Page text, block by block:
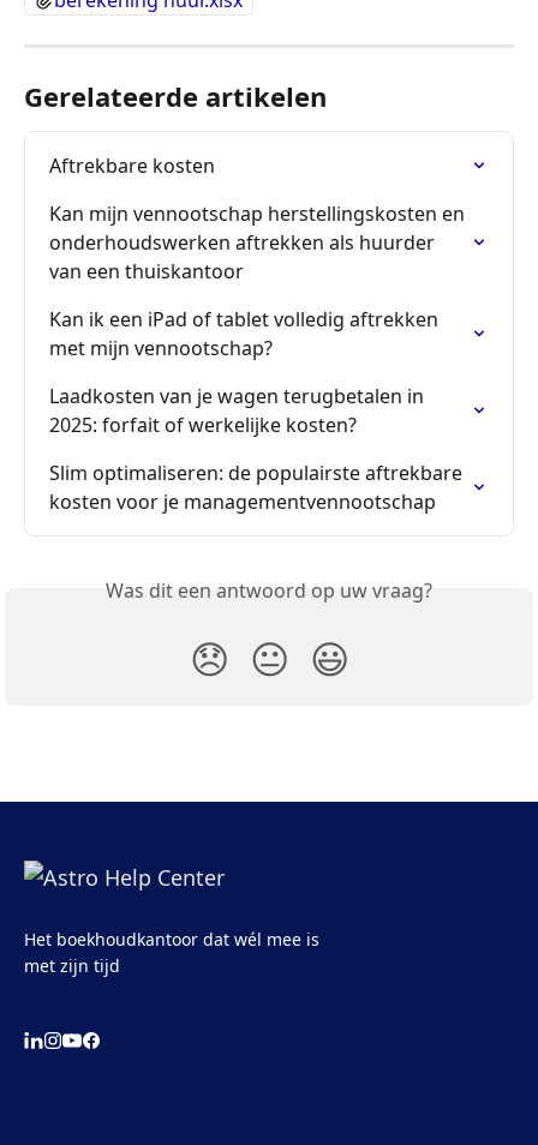
Gerelateerde artikelen
Aftrekbare kosten
Kan mijn vennootschap herstellingskosten en
onderhoudswerken aftrekken als huurder
van een thuiskantoor
Kan ik een iPad of tablet volledig aftrekken
met mijn vennootschap?
Laadkosten van je wagen terugbetalen in
2025: forfait of werkelijke kosten?
Slim optimaliseren: de populairste aftrekbare
kosten voor je managementvennootschap
Was dit een antwoord op uw vraag?
😞 😐 😃
Het boekhoudkantoor dat wél mee is
met zijn tijd